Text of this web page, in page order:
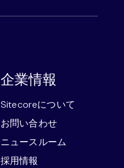
企業情報
Sitecoreについて
お問い合わせ
ニュースルーム
採用情報